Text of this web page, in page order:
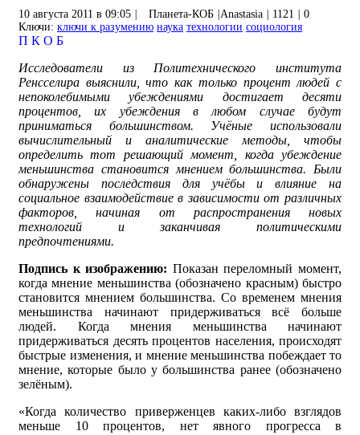
10 августа 2011 в 09:05 Планета-КОБ Anastasia 1121
0
Ключи: ключи к разумению наука технологии социология
П К О Б
Исследователи из Политехнического института
Ренсселира выяснили, что как только процент людей с
непоколебимыми убеждениями достигает десяти
процентов, их убеждения в любом случае будут
приниматься большинством. Учёные использовали
вычислительный и аналитические методы, чтобы
определить тот решающий момент, когда убеждение
меньшинства становится мнением большинства. Были
обнаружены последствия для учёбы и влияние на
социальное взаимодействие в зависимости от различных
факторов, начиная от распространения новых
технологий и заканчивая политическими
предпочтениями.
Подпись к изображению: Показан переломный момент,
когда мнение меньшинства (обозначено красным) быстро
становится мнением большинства. Со временем мнения
меньшинства начинают придерживаться всё больше
людей. Когда мнения меньшинства начинают
придерживаться десять процентов населения, происходят
быстрые изменения, и мнение меньшинства побеждает то
мнение, которые было у большинства ранее (обозначено
зелёным).
«Когда количество приверженцев каких-либо взглядов
меньше 10 процентов, нет явного прогресса в